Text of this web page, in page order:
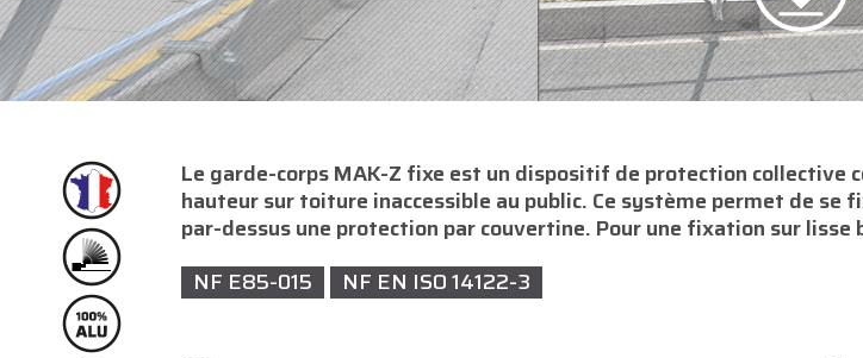
Le garde-corps MAK-Z fixe est un dispositif de protection collective
hauteur sur toiture inaccessible au public. Ce système permet de
par-dessus une protection par couvertine. Pour une fixation sur lisse
NF E85-015
NF EN ISO 14122-3